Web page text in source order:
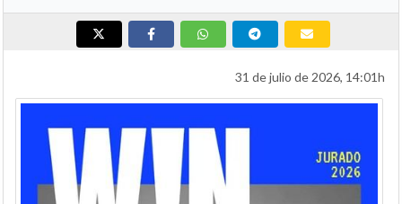
31 de julio de 2026, 14:01h